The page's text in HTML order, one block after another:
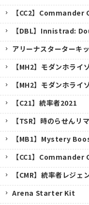
【CC2】
【DBL】Innistrad:
アリーナスターターキ
【MH2】モダンホライ
【MH2】モダンホライ
【C21】統率者2021
【TSR】時のらせんリ
【MB1】Mystery
【CC1】
【CMR】統率者レジェ
Arena Starter Kit